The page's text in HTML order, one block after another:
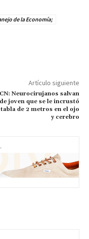
de la Economía;
Artículo siguiente
Neurocirujanos salvan
joven que se le incrustó
de 2 metros en el ojo
y cerebro